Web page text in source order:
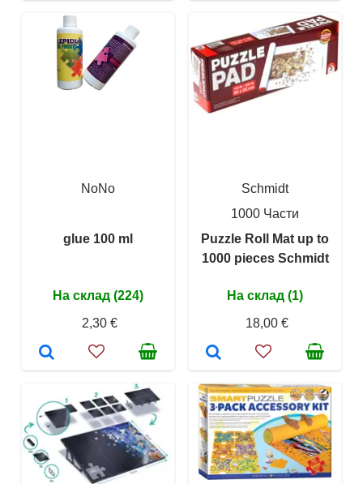
NoNo
glue 100 ml
На склад (224)
2,30 €
Schmidt
1000 Части
Puzzle Roll Mat up to
1000 pieces Schmidt
На склад (1)
18,00 €